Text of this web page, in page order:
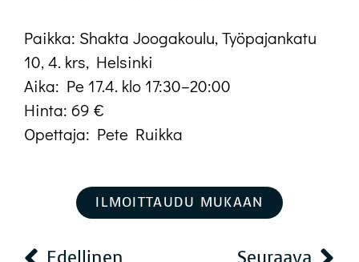
Paikka: Shakta Joogakoulu, Työpajankatu
10, 4. krs, Helsinki
Aika: Pe 17.4. klo 17:30–20:00
Hinta: 69 €
Opettaja: Pete Ruikka
ILMOITTAUDU MUKAAN